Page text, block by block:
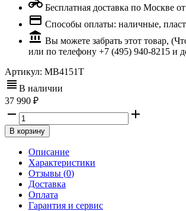
Бесплатная доставка по Москве
Способы оплаты: наличные,
Вы можете забрать этот товар,
или по телефону +7 (495) 940-8215 и
Артикул: MB4151T
В наличии
37 990
В корзину
Описание
Характеристики
Отзывы (0)
Доставка
Оплата
Гарантия и сервис